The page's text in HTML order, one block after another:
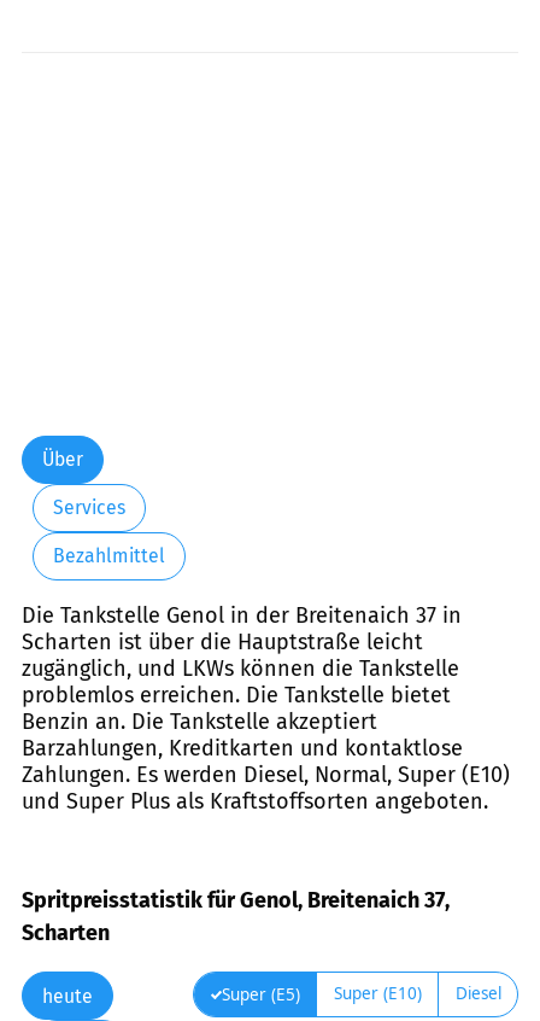
Über
Services
Bezahlmittel
Die Tankstelle Genol in der Breitenaich 37 in
Scharten ist über die Hauptstraße leicht
zugänglich, und LKWs können die Tankstelle
problemlos erreichen. Die Tankstelle bietet
Benzin an. Die Tankstelle akzeptiert
Barzahlungen, Kreditkarten und kontaktlose
Zahlungen. Es werden Diesel, Normal, Super (E10)
und Super Plus als Kraftstoffsorten angeboten.
Spritpreisstatistik für Genol, Breitenaich 37,
Scharten
heute Super (E5) Super (E10) Diesel